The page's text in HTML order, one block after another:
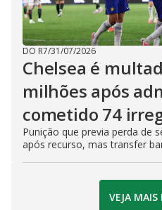
DO R7/31/07/2026
Chelsea é
milhões após
cometido 74
Punição que previa perda de
após recurso, mas transfer
VEJA